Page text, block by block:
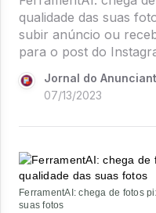
qualidade das suas
subir anúncio ou
para o post do
Jornal do
07/13/2023
FerramentAI: chega de fotos
suas fotos